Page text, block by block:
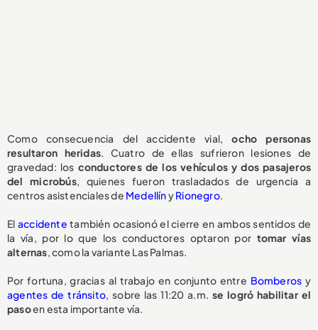
Como consecuencia del accidente vial,ocho personas
resultaron heridas. Cuatro de ellas sufrieron lesiones de
gravedad: los conductores de los vehículos y dos pasajeros
del microbús, quienes fueron trasladados de urgencia a
centros asistenciales de MedellínyRionegro.
El accidente también ocasionó el cierre en ambos sentidos de
la vía, por lo que los conductores optaron por tomar vías
alternas, como la variante Las Palmas.
Por fortuna, gracias al trabajo en conjunto entre Bomberos y
agentes de tránsito, sobre las 11:20 a.m. se logró habilitar el
pasoen esta importante vía.